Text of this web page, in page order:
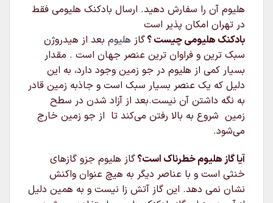
هلیوم آن را سفارش دهید. ارسال بادکنک هلیومی فقط
در تهران امکان پذیر است
بادکنک هلیومی چیست ؟گاز هلیوم بعد از هیدروژن
سبک‌ ترین و فراوان‌ ترین عنصر جهان است . مقدار
بسیار کمی از هلیوم در جو زمین وجود دارد، به این
دلیل که یک عنصر بسیار سبک است و جاذبه زمین قادر
به نگه داشتن آن نیست.بعد از آزاد شدن در سطح
زمین شروع به بالا رفتن می‌کند تا از جو زمین خارج
می‌شود.
آیا گاز هلیوم خطرناک است؟گاز هلیوم جزو گازهای
خنثی است و با عناصر دیگر به هیچ عنوان واکنش
نشان نمی دهد. این گاز آتش زا نیست و به همین دلیل